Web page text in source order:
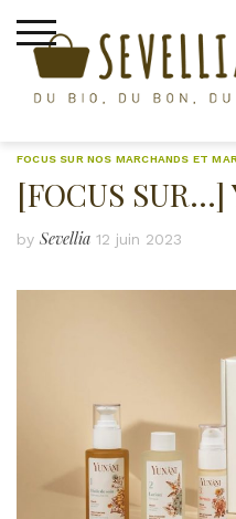
FOCUS SUR NOS MARCHANDS ET
[FOCUS
by Sevellia 12 juin 2023